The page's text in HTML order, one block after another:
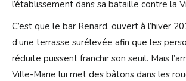
l’établissement dans sa bataille contre la
C’est que le bar Renard, ouvert à l’hiver
d’une terrasse surélevée afin que les
réduite puissent franchir son seuil. Mais
Ville-Marie lui met des bâtons dans les